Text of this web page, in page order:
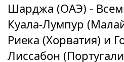
Шарджа (ОАЭ) -
Куала-Лумпур
Риека (Хорватия) и
Лиссабон